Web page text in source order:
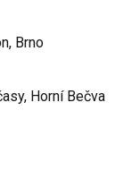
Brno
Horní Bečva